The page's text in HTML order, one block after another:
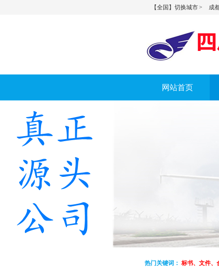
【全国】切换城市 > 成
网站首页
热门关键词： 标书、文件、